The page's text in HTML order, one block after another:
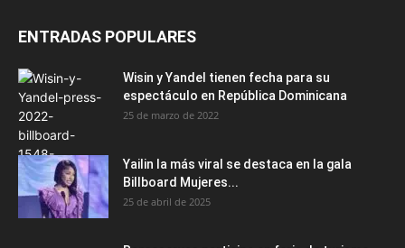
ENTRADAS POPULARES
Wisin y Yandel tienen fecha para su
espectáculo en República Dominicana
25 de marzo de 2022
Yailin la más viral se destaca en la gala
Billboard Mujeres...
25 de abril de 2025